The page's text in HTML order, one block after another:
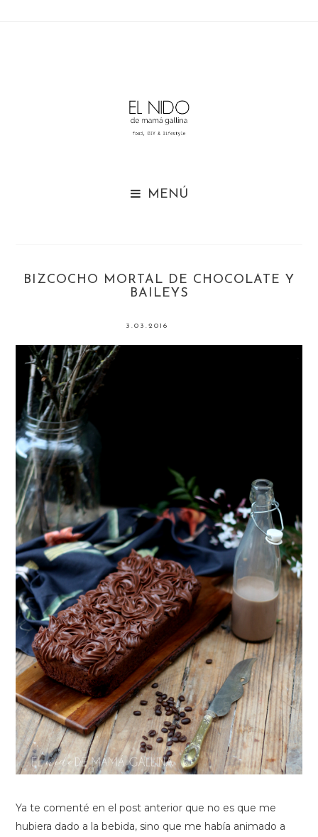

BIZCOCHO MORTAL DE CHOCOLATE Y
BAILEYS
3.03.2016
Ya te comenté en el post anterior que no es que me
hubiera dado a la bebida, sino que me había animado a